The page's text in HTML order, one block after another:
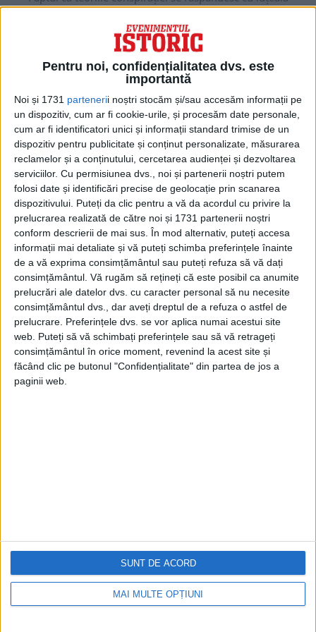
Pentru noi, confidențialitatea dvs. este
importantă
Noi și 1731 partenerii noștri stocăm și/sau accesăm informații pe
un dispozitiv, cum ar fi cookie-urile, și procesăm date personale,
cum ar fi identificatori unici și informații standard trimise de un
dispozitiv pentru publicitate și conținut personalizate, măsurarea
reclamelor și a conținutului, cercetarea audienței și dezvoltarea
serviciilor. Cu permisiunea dvs., noi și partenerii noștri putem
folosi date și identificări precise de geolocație prin scanarea
dispozitivului. Puteți da clic pentru a vă da acordul cu privire la
prelucrarea realizată de către noi și 1731 partenerii noștri
conform descrierii de mai sus. În mod alternativ, puteți accesa
informații mai detaliate și vă puteți schimba preferințele înainte
de a vă exprima consimțământul sau puteți refuza să vă dați
consimțământul. Vă rugăm să rețineți că este posibil ca anumite
prelucrări ale datelor dvs. cu caracter personal să nu necesite
consimțământul dvs., dar aveți dreptul de a refuza o astfel de
prelucrare. Preferințele dvs. se vor aplica numai acestui site
web. Puteți să vă schimbați preferințele sau să vă retrageți
consimțământul în orice moment, revenind la acest site și
făcând clic pe butonul "Confidențialitate" din partea de jos a
paginii web.
MAI MULTE OPȚIUNI
SUNT DE ACORD
fulgerului în Statele Unite n-ar trebui să mire...
ARTICOLE ONLINE
Un avion cu trimisul președintelui SUA aterizează în Iran
Un avion ajungea în Iran cu trimisul președintelui SUA pentru
a rezolva un grav conflict international,...
Doctorul Zilei
Infofinanciar
Editura de carte
Capital Comunicate